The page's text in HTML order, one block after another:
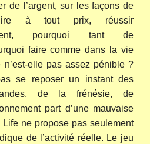
de l’argent, sur les façons de
à tout prix, réussir
pourquoi tant de
faire comme dans la vie
elle pas assez pénible ?
se reposer un instant des
de la frénésie, de
part d’une mauvaise
ne propose pas seulement
de l’activité réelle. Le jeu